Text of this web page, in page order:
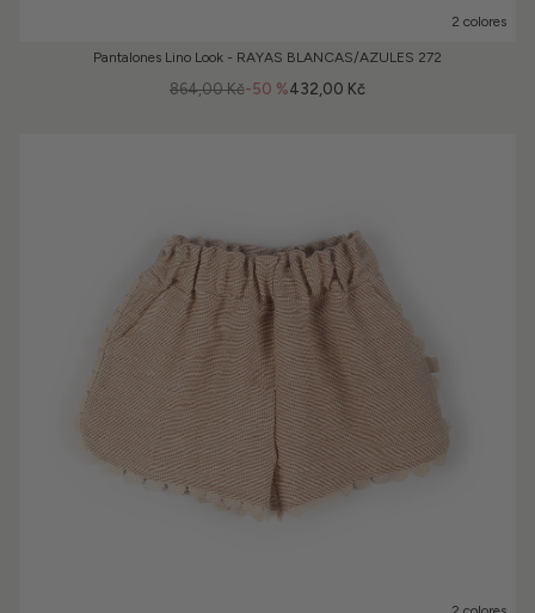
2 colores
Pantalones Lino Look - RAYAS BLANCAS/AZULES 272
-50 %
864,00 Kč 432,00 Kč